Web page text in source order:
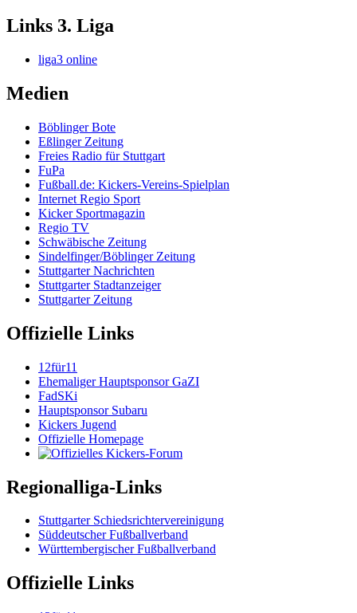
Links 3. Liga
liga3 online
Medien
Böblinger Bote
Eßlinger Zeitung
Freies Radio für Stuttgart
FuPa
Fußball.de: Kickers-Vereins-Spielplan
Internet Regio Sport
Kicker Sportmagazin
Regio TV
Schwäbische Zeitung
Sindelfinger/Böblinger Zeitung
Stuttgarter Nachrichten
Stuttgarter Stadtanzeiger
Stuttgarter Zeitung
Offizielle Links
12für11
Ehemaliger Hauptsponsor GaZI
FadSKi
Hauptsponsor Subaru
Kickers Jugend
Offizielle Homepage
Regionalliga-Links
Stuttgarter Schiedsrichtervereinigung
Süddeutscher Fußballverband
Württembergischer Fußballverband
Offizielle Links